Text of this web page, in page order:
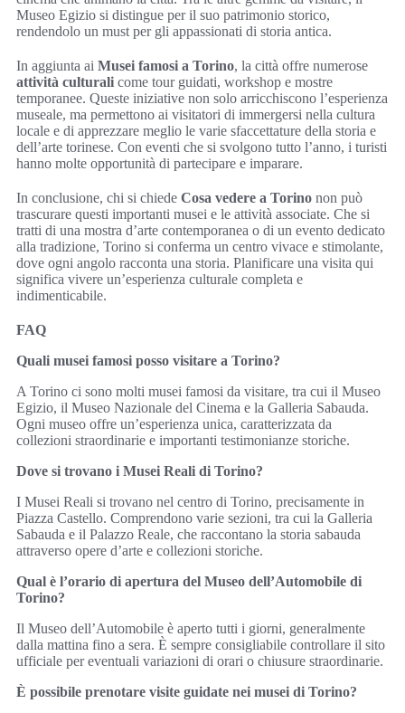
Museo Egizio si distingue per il suo patrimonio storico,
rendendolo un must per gli appassionati di storia antica.
In aggiunta ai Musei famosi a Torino, la città offre numerose
attività culturali come tour guidati, workshop e mostre
temporanee. Queste iniziative non solo arricchiscono l’esperienza
museale, ma permettono ai visitatori di immergersi nella cultura
locale e di apprezzare meglio le varie sfaccettature della storia e
dell’arte torinese. Con eventi che si svolgono tutto l’anno, i turisti
hanno molte opportunità di partecipare e imparare.
In conclusione, chi si chiede Cosa vedere a Torino non può
trascurare questi importanti musei e le attività associate. Che si
tratti di una mostra d’arte contemporanea o di un evento dedicato
alla tradizione, Torino si conferma un centro vivace e stimolante,
dove ogni angolo racconta una storia. Planificare una visita qui
significa vivere un’esperienza culturale completa e
indimenticabile.
FAQ
Quali musei famosi posso visitare a Torino?
A Torino ci sono molti musei famosi da visitare, tra cui il Museo
Egizio, il Museo Nazionale del Cinema e la Galleria Sabauda.
Ogni museo offre un’esperienza unica, caratterizzata da
collezioni straordinarie e importanti testimonianze storiche.
Dove si trovano i Musei Reali di Torino?
I Musei Reali si trovano nel centro di Torino, precisamente in
Piazza Castello. Comprendono varie sezioni, tra cui la Galleria
Sabauda e il Palazzo Reale, che raccontano la storia sabauda
attraverso opere d’arte e collezioni storiche.
Qual è l’orario di apertura del Museo dell’Automobile di
Torino?
Il Museo dell’Automobile è aperto tutti i giorni, generalmente
dalla mattina fino a sera. È sempre consigliabile controllare il sito
ufficiale per eventuali variazioni di orari o chiusure straordinarie.
È possibile prenotare visite guidate nei musei di Torino?